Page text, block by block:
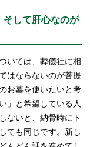
して肝心なのが
いては、葬儀社に相
はならないのが菩提
お墓を使いたいと考
」と希望している人
ないと、納骨時にト
ても同じです。新し